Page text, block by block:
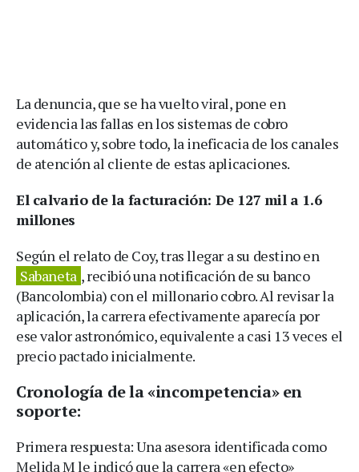
La denuncia, que se ha vuelto viral, pone en
evidencia las fallas en los sistemas de cobro
automático y, sobre todo, la ineficacia de los canales
de atención al cliente de estas aplicaciones.
El calvario de la facturación: De 127 mil a 1.6
millones
Según el relato de Coy, tras llegar a su destino en
Sabaneta , recibió una notificación de su banco
(Bancolombia) con el millonario cobro. Al revisar la
aplicación, la carrera efectivamente aparecía por
ese valor astronómico, equivalente a casi 13 veces el
precio pactado inicialmente.
Cronología de la «incompetencia» en
soporte:
Primera respuesta: Una asesora identificada como
Melida M le indicó que la carrera «en efecto»